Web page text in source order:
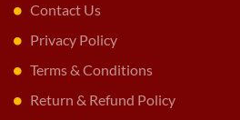
Contact Us
Privacy Policy
Terms & Conditions
Return & Refund Policy